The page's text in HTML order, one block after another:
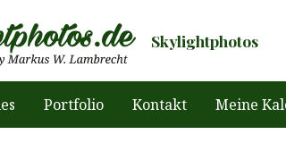
Skylightphotos
Portfolio Kontakt Meine